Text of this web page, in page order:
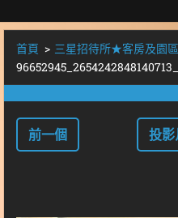
首頁 > 三星招待所★客房及園
前一個 投影